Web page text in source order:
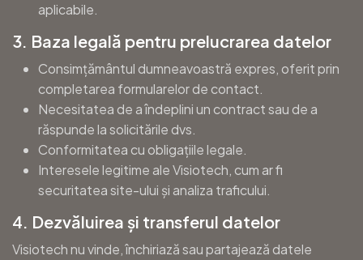
aplicabile.
3. Baza legală pentru prelucrarea datelor
Consimțământul dumneavoastră expres, oferit prin
completarea formularelor de contact.
Necesitatea de a îndeplini un contract sau de a
răspunde la solicitările dvs.
Conformitatea cu obligațiile legale.
Interesele legitime ale Visiotech, cum ar fi
securitatea site-ului și analiza traficului.
4. Dezvăluirea și transferul datelor
Visiotech nu vinde, închiriază sau partajează datele